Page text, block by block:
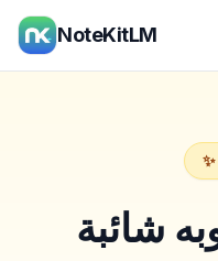
NoteKitLM
شائبة